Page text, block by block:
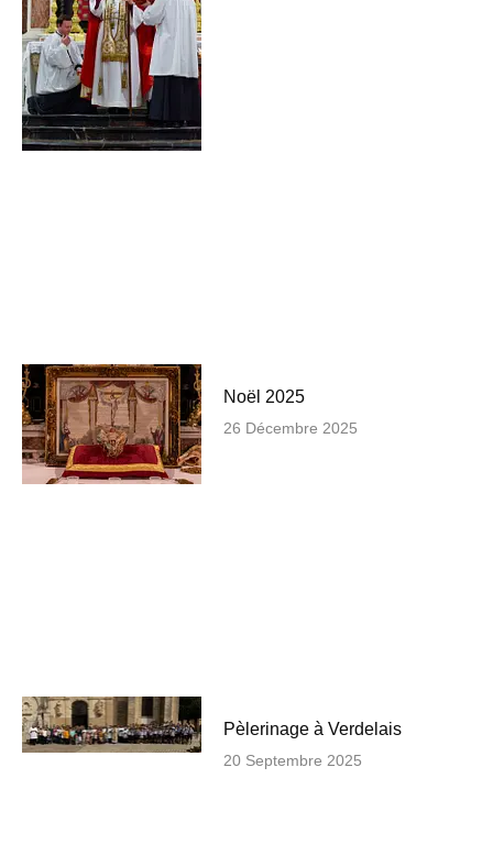
Noël 2025
26 Décembre 2025
Pèlerinage à Verdelais
20 Septembre 2025